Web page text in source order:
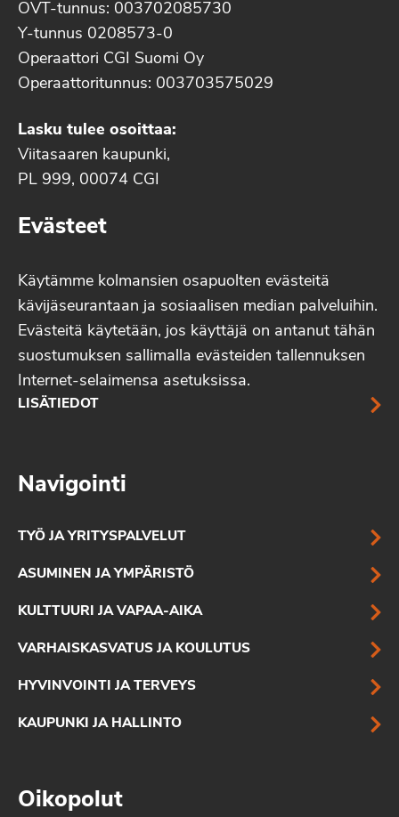
OVT-tunnus: 003702085730
Y-tunnus 0208573-0
Operaattori CGI Suomi Oy
Operaattoritunnus: 003703575029
Lasku tulee osoittaa:
Viitasaaren kaupunki,
PL 999, 00074 CGI
Evästeet
Käytämme kolmansien osapuolten evästeitä
kävijäseurantaan ja sosiaalisen median palveluihin.
Evästeitä käytetään, jos käyttäjä on antanut tähän
suostumuksen sallimalla evästeiden tallennuksen
Internet-selaimensa asetuksissa.
LISÄTIEDOT
Navigointi
TYÖ JA YRITYSPALVELUT
ASUMINEN JA YMPÄRISTÖ
KULTTUURI JA VAPAA-AIKA
VARHAISKASVATUS JA KOULUTUS
HYVINVOINTI JA TERVEYS
KAUPUNKI JA HALLINTO
Oikopolut